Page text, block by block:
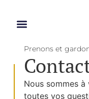
Prenons et
Nous sommes
toutes vos